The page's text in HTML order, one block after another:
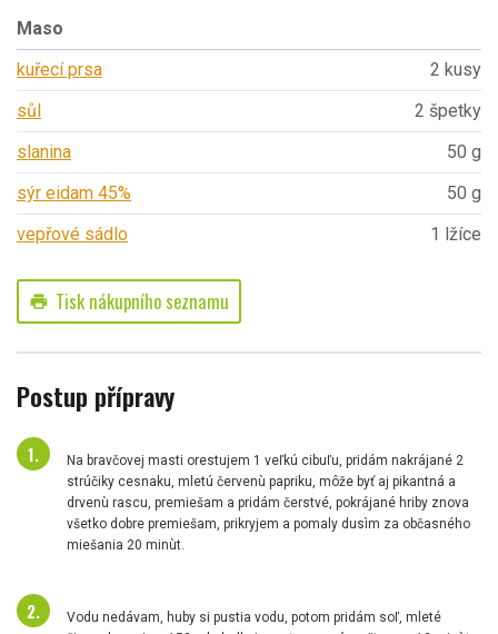
Maso
kuřecí prsa
2 kusy
sůl
2 špetky
slanina
50 g
sýr eidam 45%
50 g
vepřové sádlo
1 lžíce
print Tisk nákupního seznamu
Postup přípravy
Na bravčovej masti orestujem 1 veľkú cibuľu, pridám nakrájané 2
strúčiky cesnaku, mletú červenù papriku, môže byť aj pikantná a
drvenù rascu, premiešam a pridám čerstvé, pokrájané hriby znova
všetko dobre premiešam, prikryjem a pomaly dusìm za občasného
miešania 20 minùt.
Vodu nedávam, huby si pustia vodu, potom pridám soľ, mleté